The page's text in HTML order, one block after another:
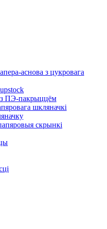
аснова з цукровага
ПЭ-пакрыццём
шкляначкі
скрынкі